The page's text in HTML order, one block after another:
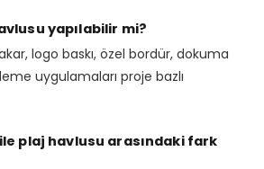
yapılabilir mi?
logo baskı, özel bordür, dokuma
uygulamaları proje bazlı
plaj havlusu arasındaki fark